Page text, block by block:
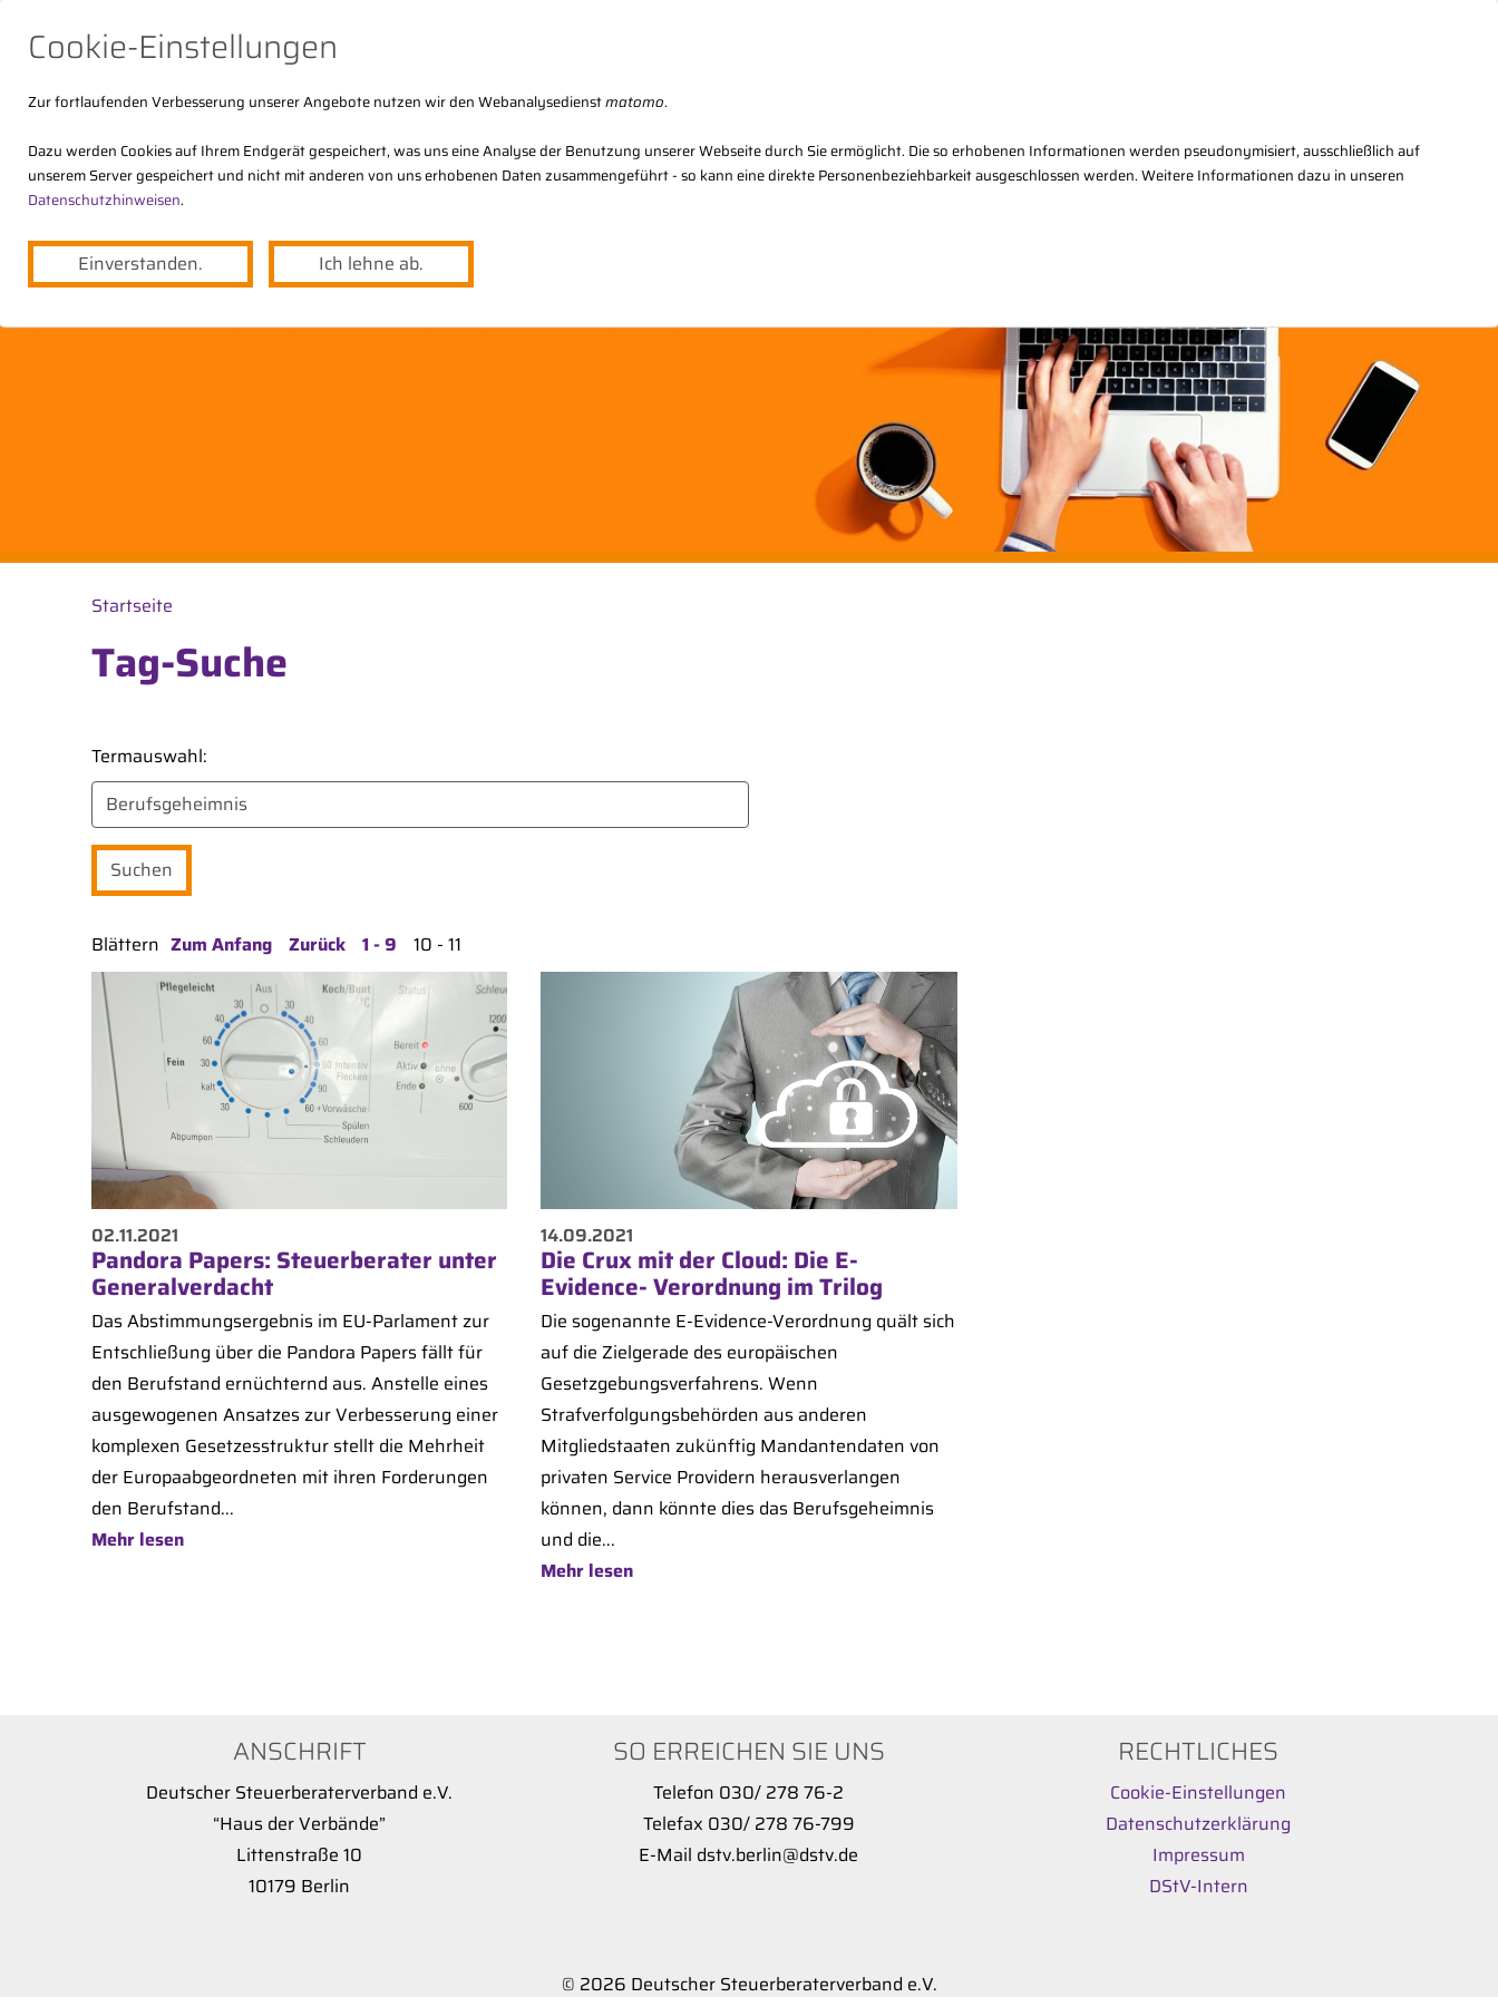
Cookie-Einstellungen
Zur fortlaufenden Verbesserung unserer Angebote nutzen wir den Webanalysedienstmatomo.
Dazu werden Cookies auf Ihrem Endgerät gespeichert, was uns eine Analyse der Benutzung unserer Webseite durch Sie ermöglicht. Die so erhobenen Informationen werden pseudonymisiert, ausschließlich auf
unserem Server gespeichert und nicht mit anderen von uns erhobenen Daten zusammengeführt - so kann eine direkte Personenbeziehbarkeit ausgeschlossen werden. Weitere Informationen dazu in unseren
Datenschutzhinweisen.
Einverstanden. Ich lehne ab.
Der DStV Themen Angebote Regional
Startseite
Tag-Suche
Termauswahl:
Blättern Zum Anfang Zurück 1 - 9 10 - 11
02.11.2021
Pandora Papers: Steuerberater unter
Generalverdacht
Das Abstimmungsergebnis im EU-Parlament zur
Entschließung über die Pandora Papers fällt für
den Berufstand ernüchternd aus. Anstelle eines
ausgewogenen Ansatzes zur Verbesserung einer
komplexen Gesetzesstruktur stellt die Mehrheit
der Europaabgeordneten mit ihren Forderungen
den Berufstand...
Mehr lesen
14.09.2021
Die Crux mit der Cloud: Die E-
Evidence- Verordnung im Trilog
Die sogenannte E-Evidence-Verordnung quält sich
auf die Zielgerade des europäischen
Gesetzgebungsverfahrens. Wenn
Strafverfolgungsbehörden aus anderen
Mitgliedstaaten zukünftig Mandantendaten von
privaten Service Providern herausverlangen
können, dann könnte dies das Berufsgeheimnis
und die...
Mehr lesen
ANSCHRIFT
Deutscher Steuerberaterverband e.V.
“Haus der Verbände”
Littenstraße 10
10179 Berlin
SO ERREICHEN SIE UNS
Telefon 030/ 278 76-2
Telefax 030/ 278 76-799
E-Mail dstv.berlin@dstv.de
RECHTLICHES
Cookie-Einstellungen
Datenschutzerklärung
Impressum
DStV-Intern
© 2026 Deutscher Steuerberaterverband e.V.